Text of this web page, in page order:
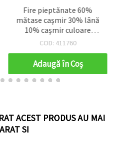
Fire pieptănate 60%
mătase cașmir 30% lână
10% cașmir culoare
galben pal -50 grame
COD: 411760
Adaugă în Coş
ACEST PRODUS AU MAI
SI